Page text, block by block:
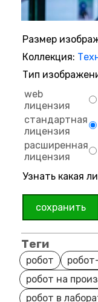
Размер
Коллекция:
Тип
web
лицензия
стандартная
лицензия
расширенная
лицензия
Узнать какая
сохранить
Теги
робот
робот на
робот в